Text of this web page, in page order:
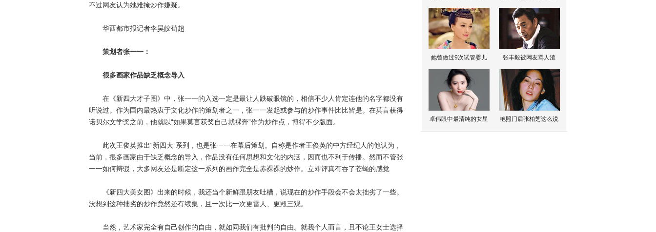
不过网友认为她难掩炒作嫌疑。
华西都市报记者李昊皎荀超
策划者张一一：
很多画家作品缺乏概念导入
在《新四大才子图》中，张一一的入选一定是最让人跌破眼镜的，相信不少人肯定连他的名字都没有
听说过。作为国内最热衷于文化炒作的策划者之一，张一一发起或参与的炒作事件比比皆是。在莫言获得
诺贝尔文学奖之前，他就以“如果莫言获奖自己就裸奔”作为炒作点，博得不少版面。
此次王俊英推出“新四大”系列，也是张一一在幕后策划。自称是作者王俊英的中方经纪人的他认为，
当前，很多画家由于缺乏概念的导入，作品没有任何思想和文化的内涵，因而也不利于传播。然而不管张
一一如何辩驳，大多网友还是断定这一系列的画作完全是赤裸裸的炒作。立即评真有吞了苍蝇的感觉
《新四大美女图》出来的时候，我还当个新鲜跟朋友吐槽，说现在的炒作手段会不会太拙劣了一些。
没想到这种拙劣的炒作竟然还有续集，且一次比一次更雷人、更毁三观。
当然，艺术家完全有自己创作的自由，就如同我们有批判的自由。就我个人而言，且不论王女士选择
她曾做过9次试管婴儿 张丰毅被网友骂人渣
卓伟眼中最清纯的女星 艳照门后张柏芝这么说